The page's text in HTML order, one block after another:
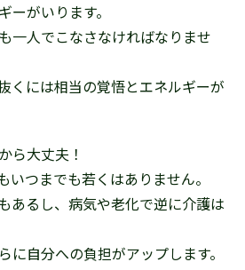
ーがいります。
一人でこなさなければなりませ
くには相当の覚悟とエネルギーが
ら大丈夫！
いつまでも若くはありません。
あるし、病気や老化で逆に介護は
に自分への負担がアップします。